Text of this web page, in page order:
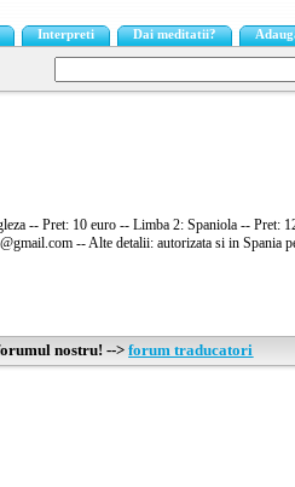
Interpreti Dai meditatii?
-- Pret: 10 euro -- Limba 2: Spaniola -- Pret:
-- Alte detalii: autorizata si in Spania
nostru! -->forum traducatori